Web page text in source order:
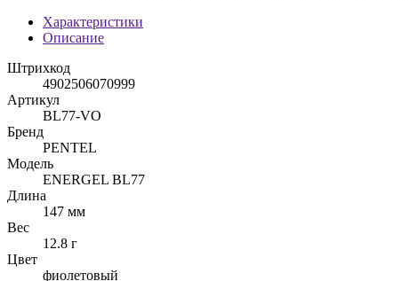
Характеристики
Описание
Штрихкод
4902506070999
Артикул
BL77-VO
Бренд
PENTEL
Модель
ENERGEL BL77
Длина
147 мм
Вес
12.8 г
Цвет
фиолетовый